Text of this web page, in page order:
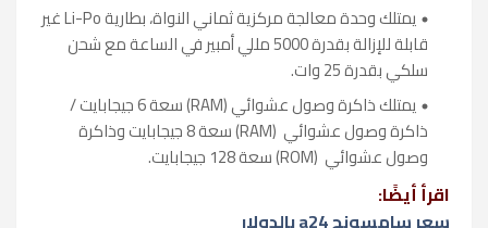
يمتلك وحدة معالجة مركزية ثماني النواة، بطاريةLi-Poغير
قابلة للإزالة بقدرة 5000 مللي أمبير في الساعة مع شحن
سلكي بقدرة 25 وات.
يمتلك ذاكرة وصول عشوائيRAM)
) سعة 6 جيجابايت /
ذاكرة وصول عشوائي (RAM)
سعة 8 جيجابايت وذاكرة
وصول عشوائي (ROM)سعة 128 جيجابايت.
اقرأ أيضًا:
سعر سامسونج a24 بالدولار